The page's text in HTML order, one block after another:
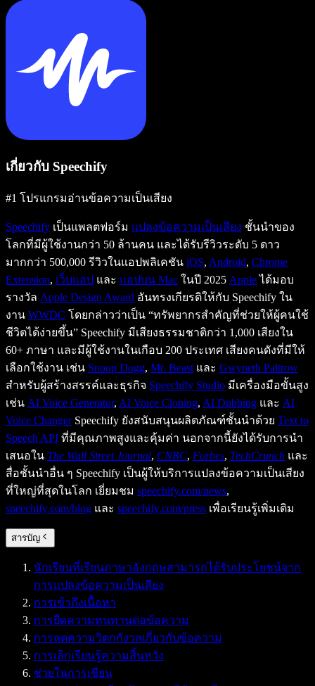
เกี่ยวกับ Speechify
#1 โปรแกรมอ่านข้อความเป็นเสียง
Speechify เป็นแพลตฟอร์ม แปลงข้อความเป็นเสียง ชั้นนำของ
โลกที่มีผู้ใช้งานกว่า 50 ล้านคน และได้รับรีวิวระดับ 5 ดาว
มากกว่า 500,000 รีวิวในแอปพลิเคชัน iOS, Android, Chrome
Extension, เว็บแอป และ แอปบน Mac ในปี 2025 Appleได้มอบ
รางวัล Apple Design Award อันทรงเกียรติให้กับ Speechify ใน
งาน WWDC โดยกล่าวว่าเป็น “ทรัพยากรสำคัญที่ช่วยให้ผู้คนใช้
ชีวิตได้ง่ายขึ้น” Speechify มีเสียงธรรมชาติกว่า 1,000 เสียงใน
60+ ภาษา และมีผู้ใช้งานในเกือบ 200 ประเทศ เสียงคนดังที่มีให้
เลือกใช้งาน เช่น Snoop Dogg, Mr. Beast และ Gwyneth Paltrow
สำหรับผู้สร้างสรรค์และธุรกิจ Speechify Studio มีเครื่องมือขั้นสูง
เช่น AI Voice Generator, AI Voice Cloning, AI Dubbing และ AI
Voice ChangerSpeechify ยังสนับสนุนผลิตภัณฑ์ชั้นนำด้วย Text to
Speech API ที่มีคุณภาพสูงและคุ้มค่า นอกจากนี้ยังได้รับการนำ
เสนอใน The Wall Street Journal, CNBC, Forbes, TechCrunch และ
สื่อชั้นนำอื่น ๆ Speechify เป็นผู้ให้บริการแปลงข้อความเป็นเสียง
ที่ใหญ่ที่สุดในโลก เยี่ยมชม speechify.com/news,
speechify.com/blog และ speechify.com/press เพื่อเรียนรู้เพิ่มเติม
สารบัญ
นักเรียนที่เรียนภาษาอังกฤษสามารถได้รับประโยชน์จาก
การแปลงข้อความเป็นเสียง
การเข้าถึงเนื้อหา
การยืดความทนทานต่อข้อความ
การลดความวิตกกังวลเกี่ยวกับข้อความ
การเลิกเรียนรู้ความสิ้นหวัง
ช่วยในการเขียน